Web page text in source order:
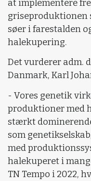
at implementere
griseproduktionen
søer i farestalden
halekupering.
Det vurderer adm.
Danmark, Karl
- Vores genetik
produktioner med
stærkt
som
med
halekuperet i
TN Tempo i 2022,